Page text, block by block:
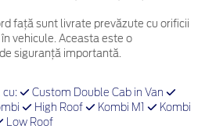
față sunt livrate prevăzute cu orificii
vehicule. Aceasta este o
siguranță importantă.
cu:
Custom Double Cab in Van
High Roof Kombi M1
Kombi
Low Roof